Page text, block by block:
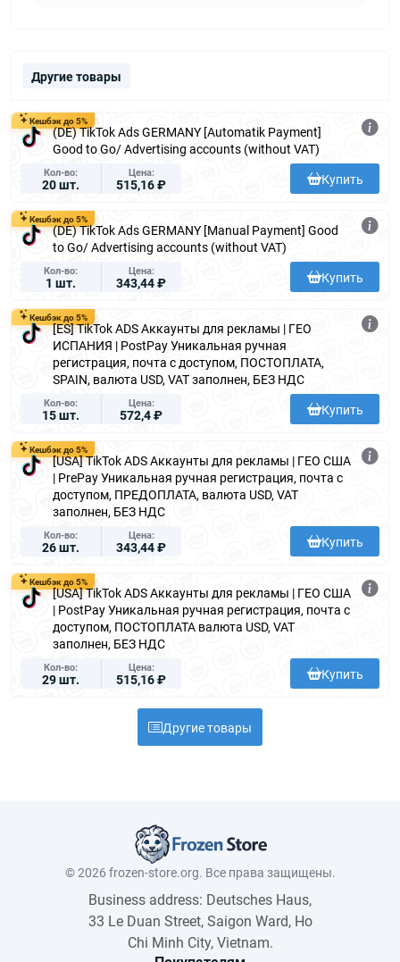
um
a
Costa
Rica
Czec
Repu
blic
Denm
Domi
Repu
blic
Egypt
Finla
nd
Franc
Germ
any
Gree
ce
Guat
emal
a
Hung
ary
Indon
esia
Irelan
Leba
Другие товары
Кешбэк до 5%
(DE) TikTok Ads GERMANY [Automatik Payment]
Good to Go/ Advertising accounts (without VAT)
Кол-во
20 шт.
Цена
515,16 ₽ Купить
Кешбэк до 5%
(DE) TikTok Ads GERMANY [Manual Payment] Good
to Go/ Advertising accounts (without VAT)
Кол-во
1 шт.
Цена
343,44 ₽ Купить
Кешбэк до 5%
[ES] TikTok ADS Аккаунты для рекламы | ГЕО
ИСПАНИЯ | PostPay Уникальная ручная
регистрация, почта с доступом, ПОСТОПЛАТА,
SPAIN, валюта USD, VAT заполнен, БЕЗ НДС
Кол-во
15 шт.
Цена
572,4 ₽ Купить
Кешбэк до 5%
[USA] TikTok ADS Аккаунты для рекламы | ГЕО США
| PrePay Уникальная ручная регистрация, почта с
доступом, ПРЕДОПЛАТА, валюта USD, VAT
заполнен, БЕЗ НДС
Кол-во
26 шт.
Цена
343,44 ₽ Купить
Кешбэк до 5%
[USA] TikTok ADS Аккаунты для рекламы | ГЕО США
| PostPay Уникальная ручная регистрация, почта с
доступом, ПОСТОПЛАТА валюта USD, VAT
заполнен, БЕЗ НДС
Кол-во
29 шт.
Цена
515,16 ₽ Купить
Другие товары
© 2026 frozen-store.org. Все права защищены.
Business address: Deutsches Haus,
33 Le Duan Street, Saigon Ward, Ho
Chi Minh City, Vietnam.